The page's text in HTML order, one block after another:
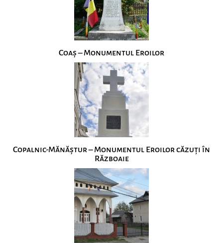
Coaș – Monumentul Eroilor
Copalnic-Mănăștur – Monumentul Eroilor căzuți în
Războaie